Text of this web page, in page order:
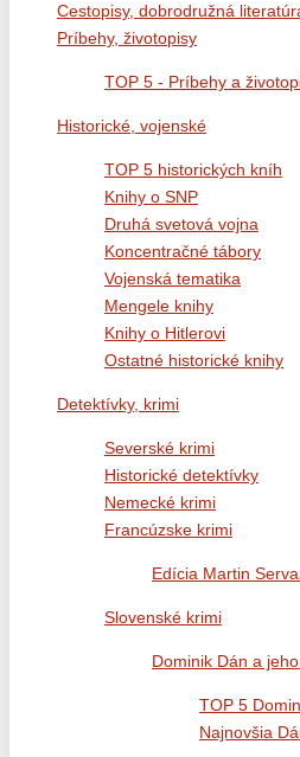
Cestopisy, dobrodružná
Príbehy, životopisy
TOP 5 - Príbehy a
Historické, vojenské
TOP 5 historických kníh
Knihy o SNP
Druhá svetová vojna
Koncentračné tábory
Vojenská tematika
Mengele knihy
Knihy o Hitlerovi
Ostatné historické knihy
Detektívky, krimi
Severské krimi
Historické detektívky
Nemecké krimi
Francúzske krimi
Edícia Martin
Slovenské krimi
Dominik Dán a
TOP 5
Najnovšia